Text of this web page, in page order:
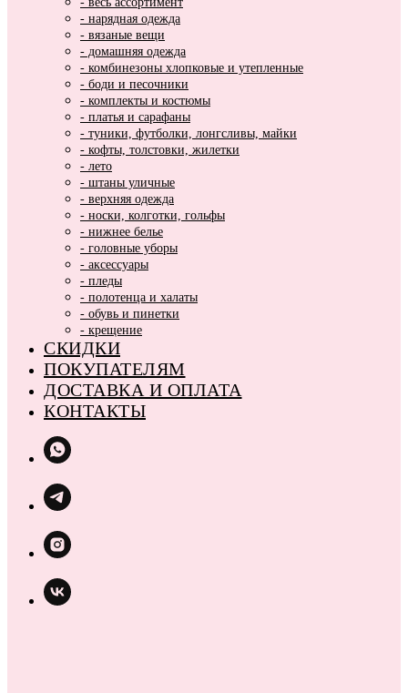
- нарядная одежда
- вязаные вещи
- домашняя одежда
- комбинезоны хлопковые и утепленные
- боди и песочники
- комплекты и костюмы
- платья и сарафаны
- туники, футболки, лонгсливы, майки
- кофты, толстовки, жилетки
- лето
- штаны уличные
- верхняя одежда
- носки, колготки, гольфы
- нижнее белье
- головные уборы
- аксессуары
- пледы
- полотенца и халаты
- обувь и пинетки
- крещение
СКИДКИ
ПОКУПАТЕЛЯМ
ДОСТАВКА И ОПЛАТА
КОНТАКТЫ